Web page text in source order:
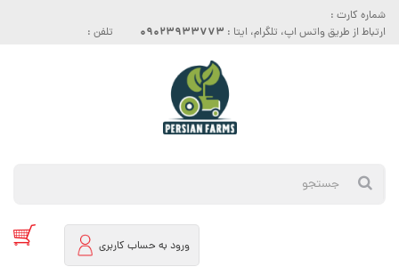
شماره کارت :
ارتباط از طریق واتس اپ، تلگرام، ایتا : 09023933773 تلفن :
ورود به حساب کاربری